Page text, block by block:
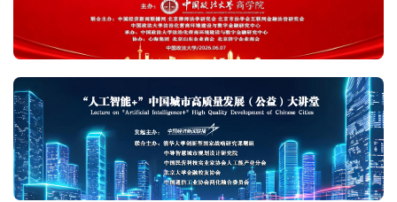
企业快讯 农业
家私•家电
经济视野 传承
汽车•房地产
财商人物
旅游新干线 安全生产